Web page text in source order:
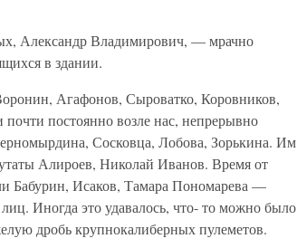
Александр Владимирович, — мрачно
в здании.
Агафонов, Сыроватко, Коровников,
постоянно возле нас, непрерывно
Сосковца, Лобова, Зорькина. Им
Алироев, Николай Иванов. Время от
Бабурин, Исаков, Тамара Пономарева —
Иногда это удавалось, что- то можно было
дробь крупнокалиберных пулеметов.